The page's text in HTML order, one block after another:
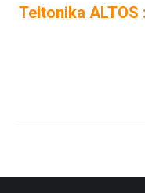
Teltonika